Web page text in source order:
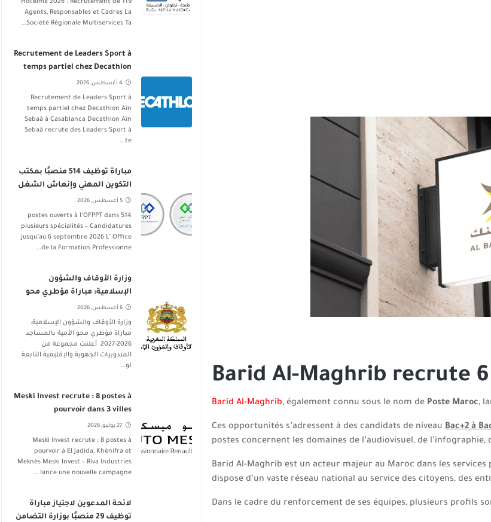
Barid Al-Maghrib recrute
Barid Al-Maghrib, également connu sous le nom de Poste Maroc,
Ces opportunités s’adressent à des candidats de niveauBac+2 à
postes concernent les domaines de l’audiovisuel, de
Barid Al-Maghrib est un acteur majeur au Maroc dans les
dispose d’un vaste réseau national au service des citoyens, des
Dans le cadre du renforcement de ses équipes, plusieurs profils
Hoceima 2026 : Recrutement de 119
Agents, Responsables et Cadres La
Société Régionale Multiservices Ta...
Recrutement de Leaders Sport à
temps partiel chez Decathlon
Aïn Sebaâ
4 أغسطس, 2026
Recrutement de Leaders Sport à
temps partiel chez Decathlon Aïn
Sebaâ à Casablanca Decathlon Aïn
Sebaâ recrute des Leaders Sport à
te...
مباراة توظيف 514 منصبًا بمكتب
التكوين المهني وإنعاش الشغل
شتنبر 2026
5 أغسطس, 2026
514 postes ouverts à l’OFPPT dans
plusieurs spécialités – Candidatures
jusqu’au 6 septembre 2026 L’ Office
de la Formation Professionne...
وزارة الأوقاف والشؤون
الإسلامية: مباراة مؤطري محو
الأمية بالمساجد 2026-2027
6 أغسطس, 2026
وزارة الأوقاف والشؤون الإسلامية:
مباراة مؤطري محو الأمية بالمساجد
2026-2027 أعلنت مجموعة من
المندوبيات الجهوية والإقليمية التابعة
لو...
Meski Invest recrute : 8 postes à
pourvoir dans 3 villes
27 يوليو, 2026
Meski Invest recrute : 8 postes à
pourvoir à El Jadida, Khénifra et
Meknès Meski Invest – Riva Industries
lance une nouvelle campagne ...
لائحة المدعوين لاجتياز مباراة
توظيف 29 منصبًا بوزارة التضامن